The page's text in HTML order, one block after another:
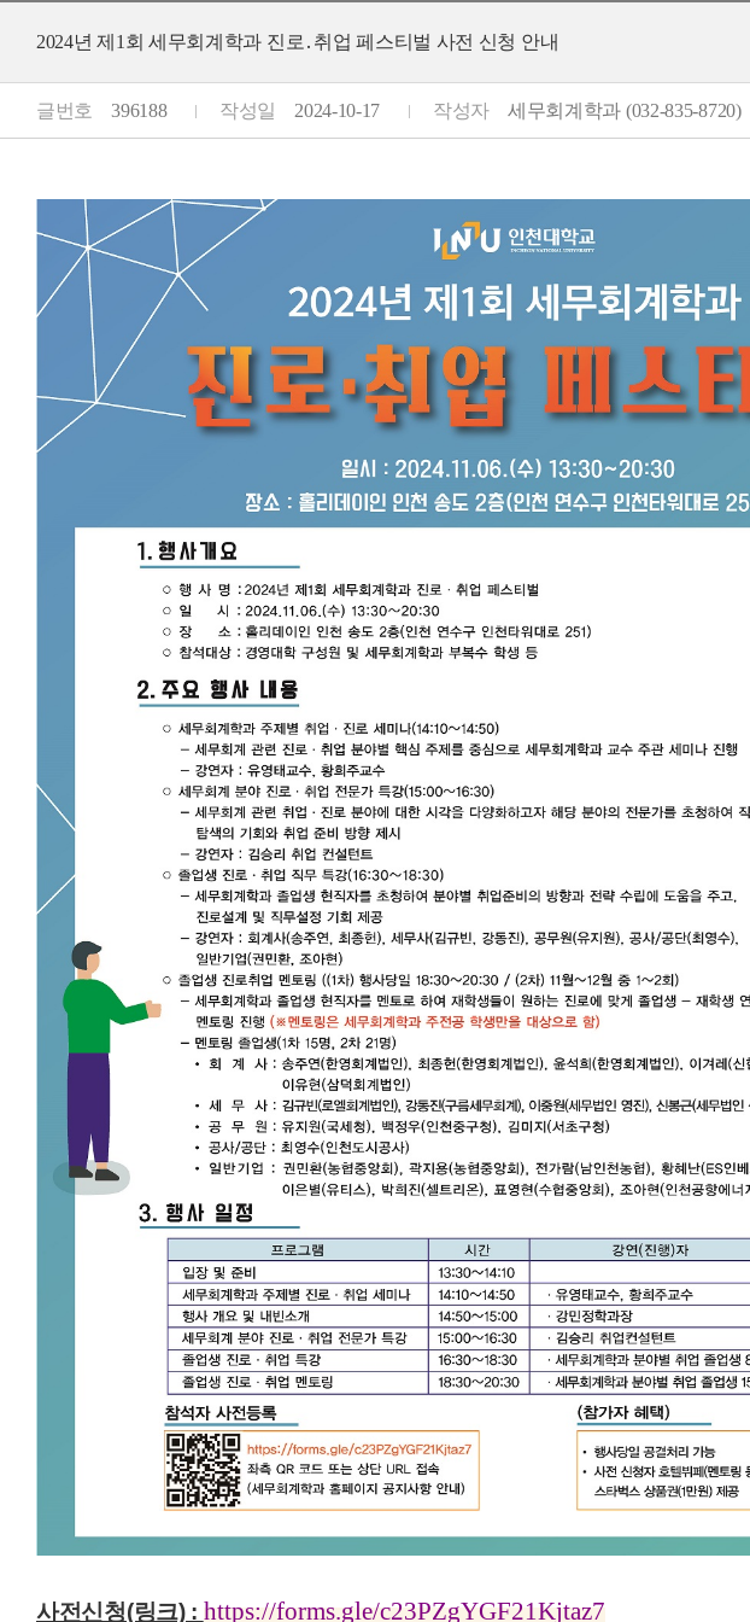
2024년 제1회 세무회계학과 진로․취업 페스티벌 사전 신청 안내
글번호 396188 작성일 2024-10-17 작성자 세무회계학과 (032-835-8720)
사전신청(링크) : https://forms.gle/c23PZgYGF21Kjtaz7